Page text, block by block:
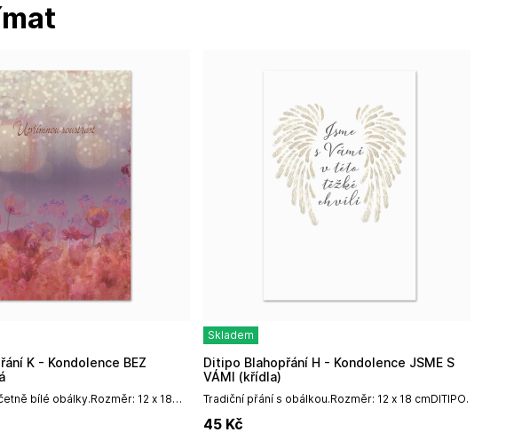
bílé obálky.Rozměr: 12 x 18
Skladem
Tradiční přání s obálkou.Rozměr: 12 x 18 cmDITIPO,
68801info@ditipo.cz
Ditipo Blahopřání H - Kondolence JSME S
VÁMI (křídla)
45 Kč